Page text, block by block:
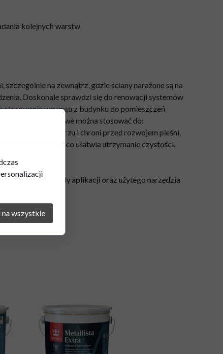
kolejnych warstw
na zewnątrz, gdzie ściany narażone są na
Doskonale sprawdzi się do renowacji systemów
stosowania wewnątrz budynku do pomieszczeń
Farby silikonowe można stosować do:
wnikaniu deszczu i chroni przed rozwojem pleśni,
cząsteczki brudu, co ułatwia utrzymanie czystości.
podłoża, metody aplikacji oraz użytego narzędzia
na wszystkie